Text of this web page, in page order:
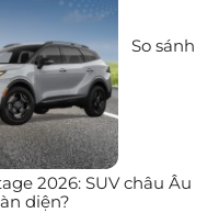
So sánh
2026: SUV châu Âu
diện?